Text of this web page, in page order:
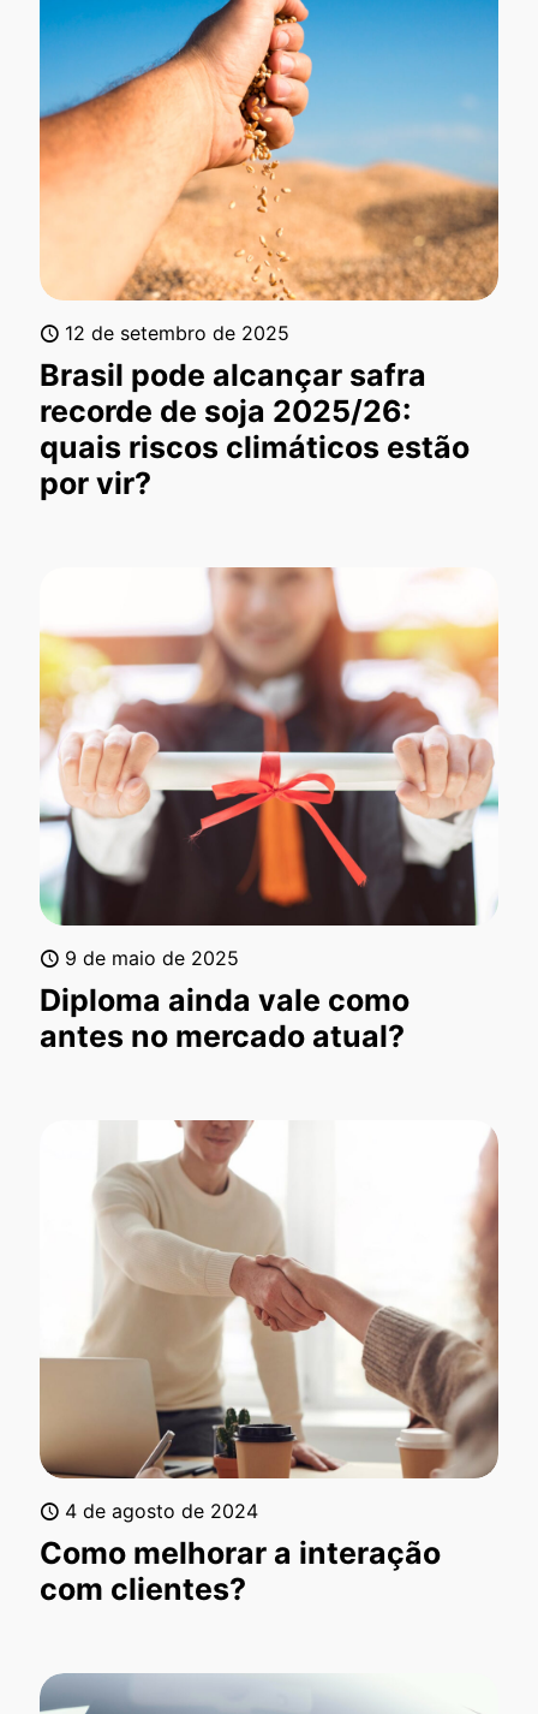
12 de setembro de 2025
Brasil pode alcançar safra
recorde de soja 2025/26:
quais riscos climáticos estão
por vir?
9 de maio de 2025
Diploma ainda vale como
antes no mercado atual?
4 de agosto de 2024
Como melhorar a interação
com clientes?